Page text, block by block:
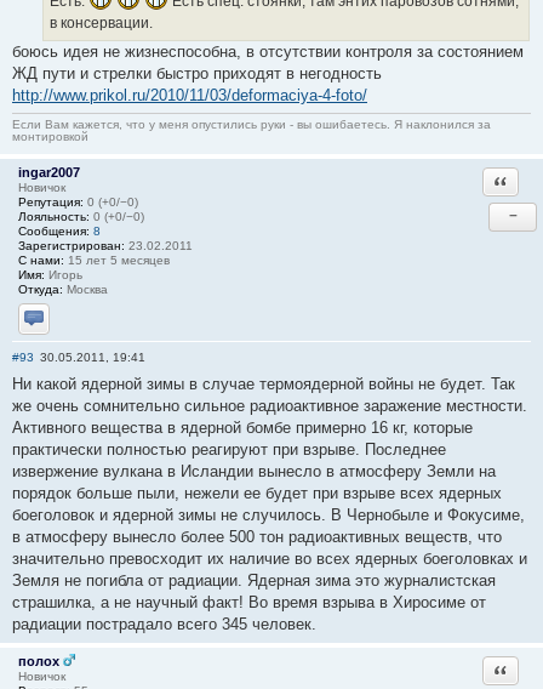
в консервации.
боюсь идея не жизнеспособна, в отсутствии контроля за состоянием
ЖД пути и стрелки быстро приходят в негодность
http://www.prikol.ru/2010/11/03/deformaciya-4-foto/
Если Вам кажется, что у меня опустились руки - вы ошибаетесь. Я наклонился за
монтировкой
ingar2007
Новичок
Репутация: 0 (+0/−0)
Лояльность: 0 (+0/−0)
Сообщения: 8
Зарегистрирован: 23.02.2011
С нами: 15 лет 5 месяцев
Имя: Игорь
Откуда: Москва
Отправить личное сообщение
−
#93 30.05.2011, 19:41
Ни какой ядерной зимы в случае термоядерной войны не будет. Так
же очень сомнительно сильное радиоактивное заражение местности.
Активного вещества в ядерной бомбе примерно 16 кг, которые
практически полностью реагируют при взрыве. Последнее
извержение вулкана в Исландии вынесло в атмосферу Земли на
порядок больше пыли, нежели ее будет при взрыве всех ядерных
боеголовок и ядерной зимы не случилось. В Чернобыле и Фокусиме,
в атмосферу вынесло более 500 тон радиоактивных веществ, что
значительно превосходит их наличие во всех ядерных боеголовках и
Земля не погибла от радиации. Ядерная зима это журналистская
страшилка, а не научный факт! Во время взрыва в Хиросиме от
радиации пострадало всего 345 человек.
полох
Новичок